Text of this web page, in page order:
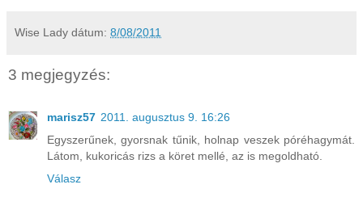
Wise Lady dátum: 8/08/2011
3 megjegyzés:
marisz57 2011. augusztus 9. 16:26
Egyszerűnek, gyorsnak tűnik, holnap veszek póréhagymát.
Látom, kukoricás rizs a köret mellé, az is megoldható.
Válasz